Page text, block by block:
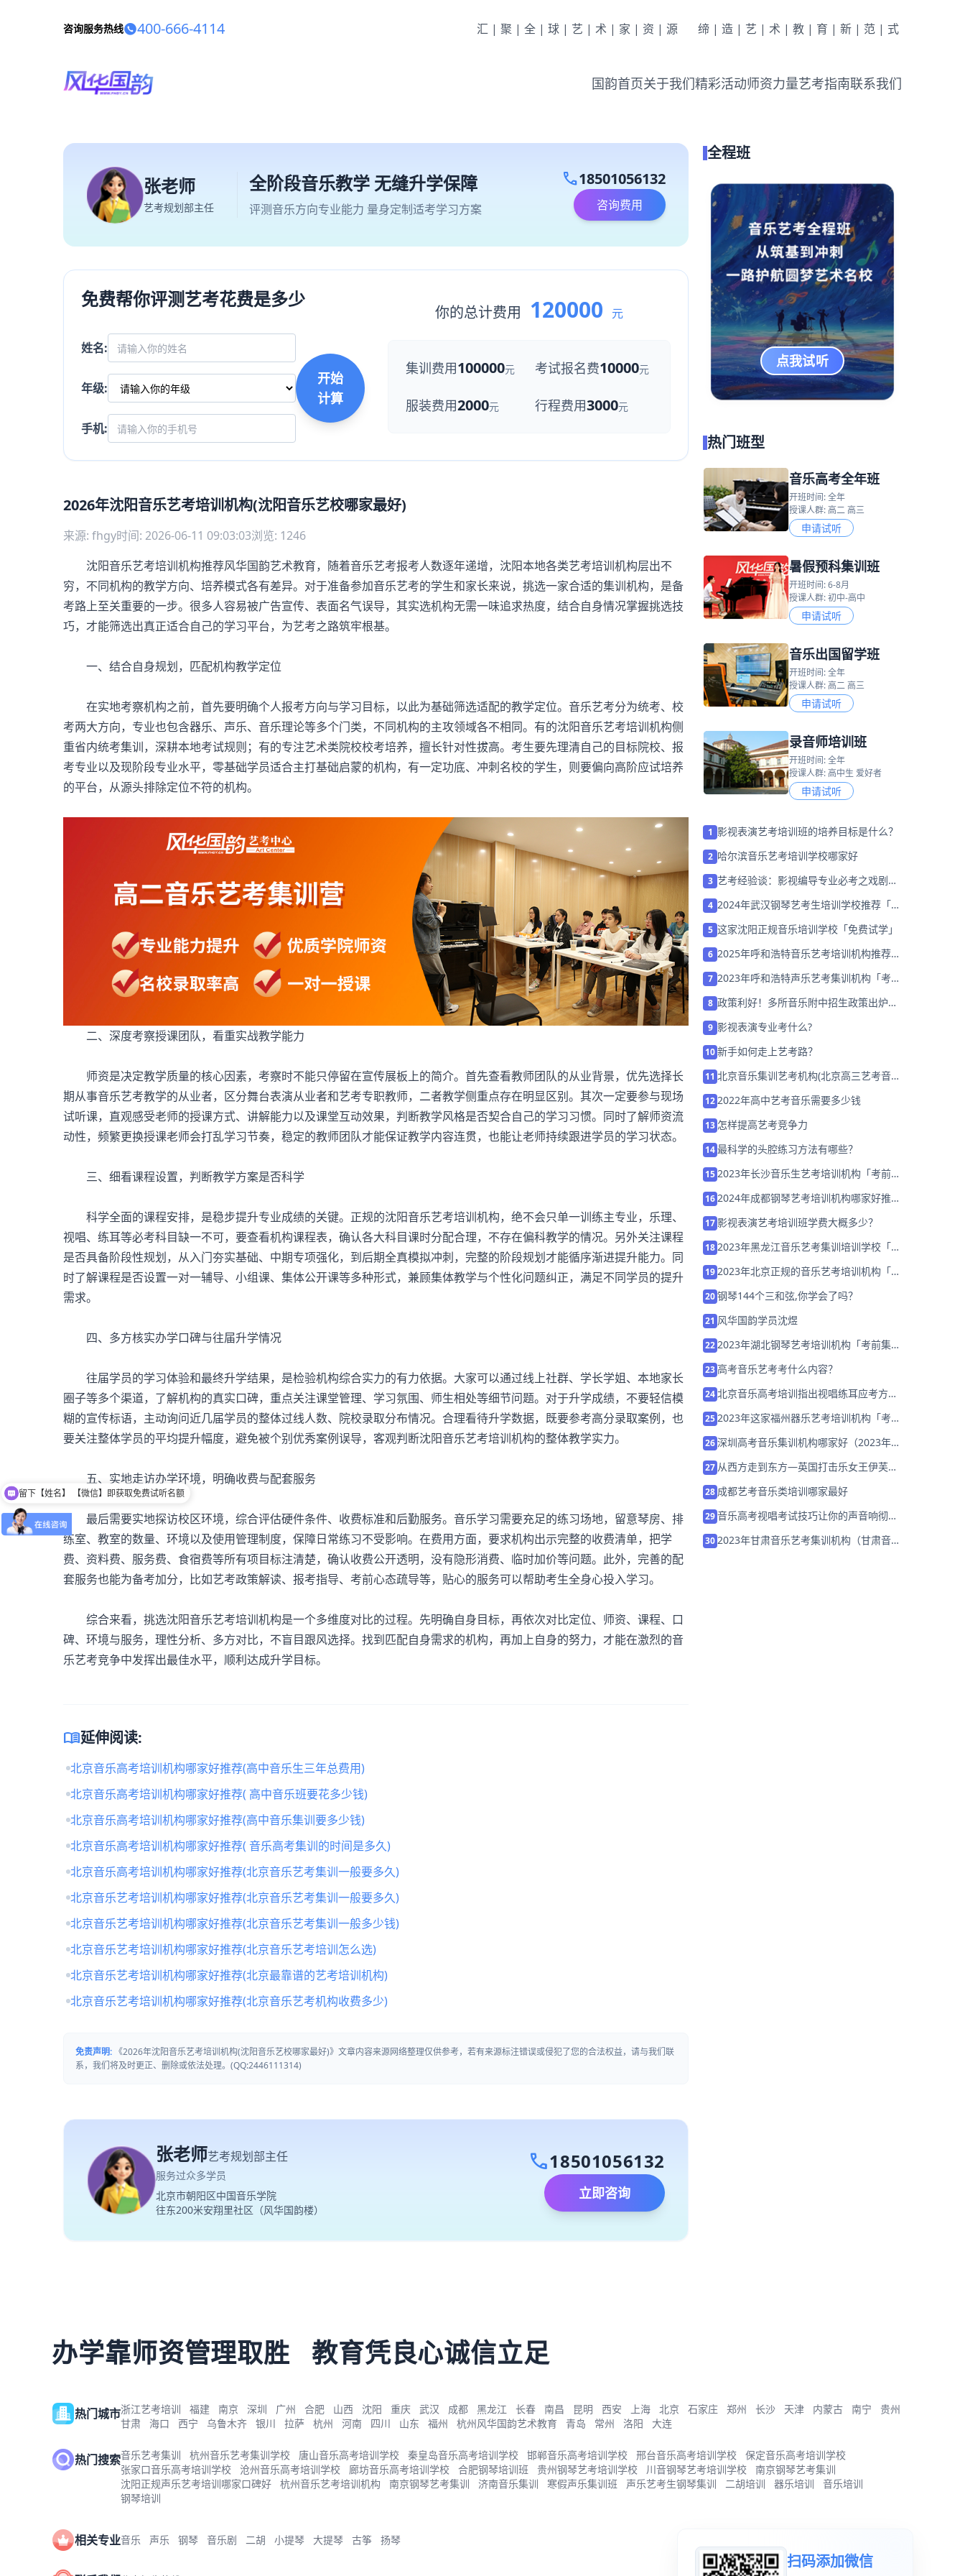
咨询服务热线 400-666-4114 汇|聚|全|球|艺|术|家|资|源 缔|造|艺|术|教|育|新|范|式
国韵首页关于我们精彩活动师资力量艺考指南联系我们
张老师
艺考规划部主任
全阶段音乐教学 无缝升学保障
评测音乐方向专业能力 量身定制适考学习方案
call18501056132
咨询费用
免费帮你评测艺考花费是多少
姓名:
年级:
手机:
开始
计算
你的总计费用 120000 元
集训费用100000元 考试报名费10000元
服装费用2000元 行程费用3000元
2026年沈阳音乐艺考培训机构(沈阳音乐艺校哪家最好)
来源: fhgy时间: 2026-06-11 09:03:03浏览: 1246
沈阳音乐艺考培训机构推荐风华国韵艺术教育，随着音乐艺考报考人数逐年递增，沈阳本地各类艺考培训机构层出不
穷，不同机构的教学方向、培养模式各有差异。对于准备参加音乐艺考的学生和家长来说，挑选一家合适的集训机构，是备
考路上至关重要的一步。很多人容易被广告宣传、表面名气误导，其实选机构无需一味追求热度，结合自身情况掌握挑选技
巧，才能筛选出真正适合自己的学习平台，为艺考之路筑牢根基。
一、结合自身规划，匹配机构教学定位
在实地考察机构之前，首先要明确个人报考方向与学习目标，以此为基础筛选适配的教学定位。音乐艺考分为统考、校
考两大方向，专业也包含器乐、声乐、音乐理论等多个门类，不同机构的主攻领域各不相同。有的沈阳音乐艺考培训机构侧
重省内统考集训，深耕本地考试规则；有的专注艺术类院校校考培养，擅长针对性拔高。考生要先理清自己的目标院校、报
考专业以及现阶段专业水平，零基础学员适合主打基础启蒙的机构，有一定功底、冲刺名校的学生，则要偏向高阶应试培养
的平台，从源头排除定位不符的机构。
二、深度考察授课团队，看重实战教学能力
师资是决定教学质量的核心因素，考察时不能只停留在宣传展板上的简介。首先查看教师团队的从业背景，优先选择长
期从事音乐艺考教学的从业者，区分舞台表演从业者和艺考专职教师，二者教学侧重点存在明显区别。其次一定要参与现场
试听课，直观感受老师的授课方式、讲解能力以及课堂互动效果，判断教学风格是否契合自己的学习习惯。同时了解师资流
动性，频繁更换授课老师会打乱学习节奏，稳定的教师团队才能保证教学内容连贯，也能让老师持续跟进学员的学习状态。
三、细看课程设置，判断教学方案是否科学
科学全面的课程安排，是稳步提升专业成绩的关键。正规的沈阳音乐艺考培训机构，绝不会只单一训练主专业，乐理、
视唱、练耳等必考科目缺一不可，要查看机构课程表，确认各大科目课时分配合理，不存在偏科教学的情况。另外关注课程
是否具备阶段性规划，从入门夯实基础、中期专项强化，到后期全真模拟冲刺，完整的阶段规划才能循序渐进提升能力。同
时了解课程是否设置一对一辅导、小组课、集体公开课等多种形式，兼顾集体教学与个性化问题纠正，满足不同学员的提升
需求。
四、多方核实办学口碑与往届升学情况
往届学员的学习体验和最终升学结果，是检验机构综合实力的有力依据。大家可以通过线上社群、学长学姐、本地家长
圈子等多个渠道，了解机构的真实口碑，重点关注课堂管理、学习氛围、师生相处等细节问题。对于升学成绩，不要轻信模
糊的宣传标语，主动询问近几届学员的整体过线人数、院校录取分布情况。合理看待升学数据，既要参考高分录取案例，也
要关注整体学员的平均提升幅度，避免被个别优秀案例误导，客观判断沈阳音乐艺考培训机构的整体教学实力。
五、实地走访办学环境，明确收费与配套服务
最后需要实地探访校区环境，综合评估硬件条件、收费标准和后勤服务。音乐学习需要充足的练习场地，留意琴房、排
练室、教室的数量、环境以及使用管理制度，保障日常练习不受影响。在费用方面，要求机构出示完整的收费清单，把学
费、资料费、服务费、食宿费等所有项目标注清楚，确认收费公开透明，没有隐形消费、临时加价等问题。此外，完善的配
套服务也能为备考加分，比如艺考政策解读、报考指导、考前心态疏导等，贴心的服务可以帮助考生全身心投入学习。
综合来看，挑选沈阳音乐艺考培训机构是一个多维度对比的过程。先明确自身目标，再依次对比定位、师资、课程、口
碑、环境与服务，理性分析、多方对比，不盲目跟风选择。找到匹配自身需求的机构，再加上自身的努力，才能在激烈的音
乐艺考竞争中发挥出最佳水平，顺利达成升学目标。
menu_book延伸阅读:
北京音乐高考培训机构哪家好推荐(高中音乐生三年总费用)
北京音乐高考培训机构哪家好推荐( 高中音乐班要花多少钱)
北京音乐高考培训机构哪家好推荐(高中音乐集训要多少钱)
北京音乐高考培训机构哪家好推荐( 音乐高考集训的时间是多久)
北京音乐高考培训机构哪家好推荐(北京音乐艺考集训一般要多久)
北京音乐艺考培训机构哪家好推荐(北京音乐艺考集训一般要多久)
北京音乐艺考培训机构哪家好推荐(北京音乐艺考集训一般多少钱)
北京音乐艺考培训机构哪家好推荐(北京音乐艺考培训怎么选)
北京音乐艺考培训机构哪家好推荐(北京最靠谱的艺考培训机构)
北京音乐艺考培训机构哪家好推荐(北京音乐艺考机构收费多少)
免责声明: 《2026年沈阳音乐艺考培训机构(沈阳音乐艺校哪家最好)》文章内容来源网络整理仅供参考，若有来源标注错误或侵犯了您的合法权益，请与我们联
系，我们将及时更正、删除或依法处理。(QQ:2446111314)
张老师艺考规划部主任
服务过众多学员
北京市朝阳区中国音乐学院
往东200米安翔里社区（风华国韵楼）
call18501056132
立即咨询
全程班
点我试听
热门班型
音乐高考全年班
开班时间: 全年
授课人群: 高二 高三
申请试听
暑假预科集训班
开班时间: 6-8月
授课人群: 初中-高中
申请试听
音乐出国留学班
开班时间: 全年
授课人群: 高二 高三
申请试听
录音师培训班
开班时间: 全年
授课人群: 高中生 爱好者
申请试听
1 影视表演艺考培训班的培养目标是什么？
2 哈尔滨音乐艺考培训学校哪家好
3 艺考经验谈：影视编导专业必考之戏剧故
4 2024年武汉钢琴艺考生培训学校推荐「暑
5 这家沈阳正规音乐培训学校「免费试学」
6 2025年呼和浩特音乐艺考培训机构推荐
7 2023年呼和浩特声乐艺考集训机构「考前
8 政策利好！多所音乐附中招生政策出炉，
9 影视表演专业考什么?
10新手如何走上艺考路？
11 北京音乐集训艺考机构(北京高三艺考音乐
122022年高中艺考音乐需要多少钱
13 怎样提高艺考竞争力
14最科学的头腔练习方法有哪些？
152023年长沙音乐生艺考培训机构「考前集
162024年成都钢琴艺考培训机构哪家好推荐
17 影视表演艺考培训班学费大概多少？
182023年黑龙江音乐艺考集训培训学校「考
192023年北京正规的音乐艺考培训机构「考
20钢琴144个三和弦,你学会了吗？
21 风华国韵学员沈煜
222023年湖北钢琴艺考培训机构「考前集训
23高考音乐艺考考什么内容？
24北京音乐高考培训指出视唱练耳应考方
252023年这家福州器乐艺考培训机构「考前
26深圳高考音乐集训机构哪家好（2023年怎
27 从西方走到东方—英国打击乐女王伊芙琳·
28 成都艺考音乐类培训哪家最好
29音乐高考视唱考试技巧让你的声音响彻天
302023年甘肃音乐艺考集训机构（甘肃音乐
办学靠师资管理取胜 教育凭良心诚信立足
热门城市浙江艺考培训 福建 南京 深圳 广州 合肥 山西 沈阳 重庆 武汉 成都 黑龙江 长春 南昌 昆明 西安 上海 北京 石家庄 郑州 长沙 天津 内蒙古 南宁
贵州
甘肃
海口 西宁 乌鲁木齐 银川 拉萨 杭州 河南 四川 山东 福州 杭州风华国韵艺术教育 青岛 常州 洛阳 大连
热门搜索音乐艺考集训 杭州音乐艺考集训学校 唐山音乐高考培训学校 秦皇岛音乐高考培训学校 邯郸音乐高考培训学校 邢台音乐高考培训学校
保定音乐高考培训学校
张家口音乐高考培训学校
沧州音乐高考培训学校 廊坊音乐高考培训学校 合肥钢琴培训班 贵州钢琴艺考培训学校 川音钢琴艺考培训学校
南京钢琴艺考集训
沈阳正规声乐艺考培训哪家口碑好
杭州音乐艺考培训机构 南京钢琴艺考集训 济南音乐集训 寒假声乐集训班 声乐艺考生钢琴集训 二胡培训 器乐培训
音乐培训
钢琴培训
相关专业音乐 声乐 钢琴 音乐剧 二胡 小提琴 大提琴 古筝 扬琴
扫码添加微信
留下【姓名】 【微信】即获取免费试听名额